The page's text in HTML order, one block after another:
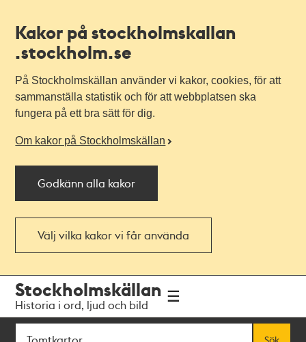
Kakor på stockholmskallan
.stockholm.se
På Stockholmskällan använder vi kakor, cookies, för att
sammanställa statistik och för att webbplatsen ska
fungera på ett bra sätt för dig.
Om kakor på Stockholmskällan
Godkänn alla kakor
Välj vilka kakor vi får använda
navigationen
huvudinnehållet
Stockholmskällan
Historia i ord, ljud och bild
Sök
Sök